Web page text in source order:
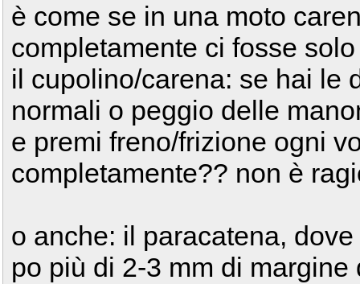
è come se in una moto
completamente ci fosse
il cupolino/carena: se hai le
normali o peggio delle
e premi freno/frizione ogni
completamente?? non è
o anche: il paracatena,
po più di 2-3 mm di